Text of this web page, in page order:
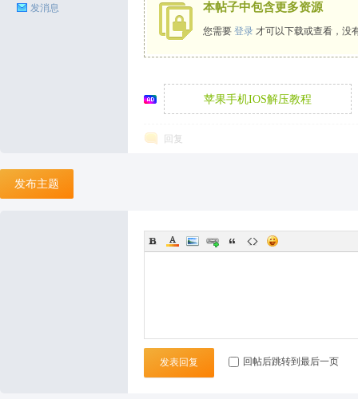
发消息 本帖子中包含更多资源
您需要 登录 才可以下载或查看，没
苹果手机IOS解压教程
回复
发布主题
发表回复 回帖后跳转到最后一页